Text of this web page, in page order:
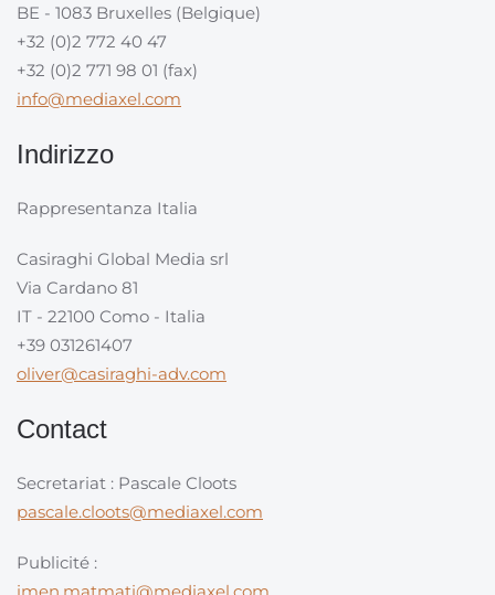
BE - 1083 Bruxelles (Belgique)
+32 (0)2 772 40 47
+32 (0)2 771 98 01 (fax)
info@mediaxel.com
Indirizzo
Rappresentanza Italia
Casiraghi Global Media srl
Via Cardano 81
IT - 22100 Como - Italia
+39 031261407
oliver@casiraghi-adv.com
Contact
Secretariat : Pascale Cloots
pascale.cloots@mediaxel.com
Publicité :
imen.matmati@mediaxel.com